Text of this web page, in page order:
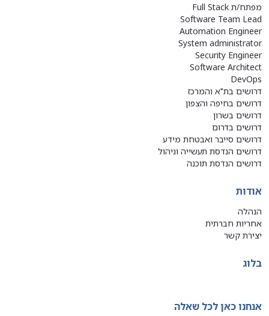
מפתח/ת Full Stack
Software Team Lead
Automation Engineer
System administrator
Security Engineer
Software Architect
DevOps
דרושים בת"א והמרכז
דרושים בחיפה והצפון
דרושים בשרון
דרושים בדרום
דרושים סייבר ואבטחת מידע
דרושים הנדסת תעשייה וניהול
דרושים הנדסת תוכנה
אודות
הנהלה
אחריות חברתית
יצירת קשר
בלוג
אנחנו כאן לכל שאלה